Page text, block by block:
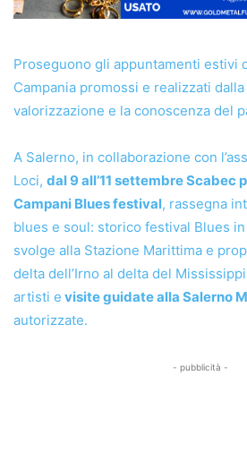
Proseguono gli appuntamenti estivi
Campania promossi e realizzati
valorizzazione e la conoscenza del
A Salerno, in collaborazione con
Loci, dal 9 all’11 settembre Scabec
Campani Blues festival, rassegna
blues e soul: storico festival Blues
svolge alla Stazione Marittima e
delta dell’Irno al delta del
artisti e visite guidate alla Salerno
autorizzate.
- pubblicità -